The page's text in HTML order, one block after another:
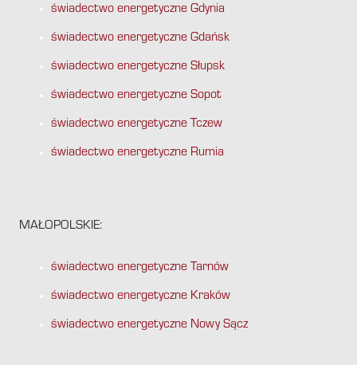
świadectwo energetyczne Gdynia
świadectwo energetyczne Gdańsk
świadectwo energetyczne Słupsk
świadectwo energetyczne Sopot
świadectwo energetyczne Tczew
świadectwo energetyczne Rumia
MAŁOPOLSKIE:
świadectwo energetyczne Tarnów
świadectwo energetyczne Kraków
świadectwo energetyczne Nowy Sącz